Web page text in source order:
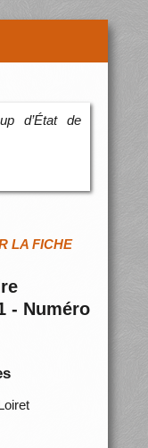
d’État de
LA FICHE
- Numéro